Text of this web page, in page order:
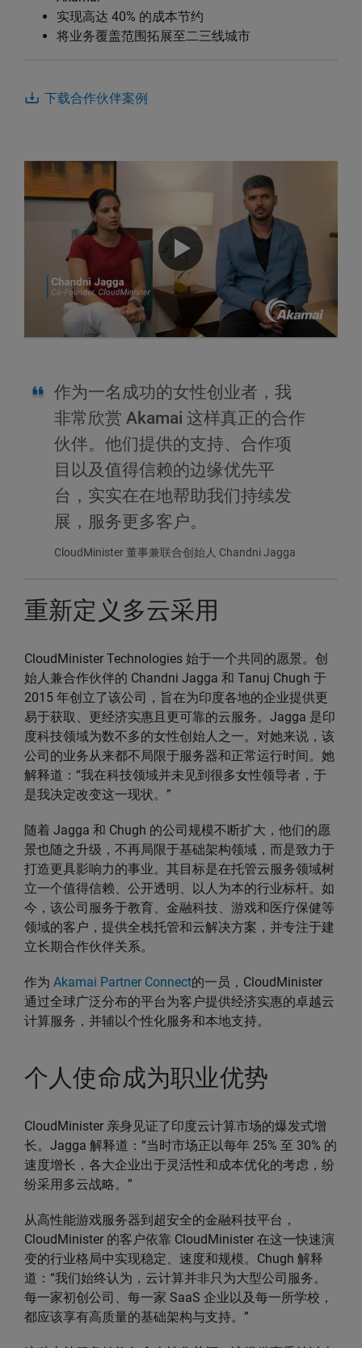
作为一名成功的女性创业者，我
非常欣赏 Akamai 这样真正的合作
伙伴。他们提供的支持、合作项
目以及值得信赖的边缘优先平
台，实实在在地帮助我们持续发
展，服务更多客户。
CloudMinister 董事兼联合创始人 Chandni Jagga
重新定义多云采用
CloudMinister Technologies 始于一个共同的愿景。创
始人兼合作伙伴的 Chandni Jagga 和 Tanuj Chugh 于
2015 年创立了该公司，旨在为印度各地的企业提供更
易于获取、更经济实惠且更可靠的云服务。Jagga 是印
度科技领域为数不多的女性创始人之一。对她来说，该
公司的业务从来都不局限于服务器和正常运行时间。她
解释道：“我在科技领域并未见到很多女性领导者，于
是我决定改变这一现状。”
随着 Jagga 和 Chugh 的公司规模不断扩大，他们的愿
景也随之升级，不再局限于基础架构领域，而是致力于
打造更具影响力的事业。其目标是在托管云服务领域树
立一个值得信赖、公开透明、以人为本的行业标杆。如
今，该公司服务于教育、金融科技、游戏和医疗保健等
领域的客户，提供全栈托管和云解决方案，并专注于建
立长期合作伙伴关系。
作为 Akamai Partner Connect的一员，CloudMinister
通过全球广泛分布的平台为客户提供经济实惠的卓越云
计算服务，并辅以个性化服务和本地支持。
个人使命成为职业优势
CloudMinister 亲身见证了印度云计算市场的爆发式增
长。Jagga 解释道：“当时市场正以每年 25% 至 30% 的
速度增长，各大企业出于灵活性和成本优化的考虑，纷
纷采用多云战略。”
从高性能游戏服务器到超安全的金融科技平台，
CloudMinister 的客户依靠 CloudMinister 在这一快速演
变的行业格局中实现稳定、速度和规模。Chugh 解释
道：“我们始终认为，云计算并非只为大型公司服务。
每一家初创公司、每一家 SaaS 企业以及每一所学校，
都应该享有高质量的基础架构与支持。”
实现高达 40% 的成本节约
将业务覆盖范围拓展至二三线城市
下载合作伙伴案例